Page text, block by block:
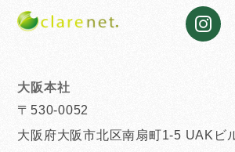
大阪本社
〒530-0052
大阪府大阪市北区南扇町1-5 UAKビ